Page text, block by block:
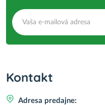
Kontakt
Adresa predajne: